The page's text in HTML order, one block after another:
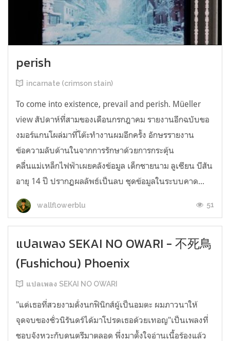
perish
incarnate (crimson stain)
To come into existence, prevail and perish. Müeller
view สัปดาห์ที่สามของเดือนกรกฎาคม รายงานอีกฉบับขอ
งมอร์แกนโผล่มาที่โต๊ะทำงานผมอีกครั้ง อักษรรายงาน
ข้อความลับด้านในจากการรักษาด้วยการกระตุ้น
คลื่นแม่เหล็กไฟฟ้าเผยคลังข้อมูล เด็กชายนาม ลูเซียน บีสัน
อายุ 14 ปี ปรากฏผลลัพธ์เป็นลบ ชุดข้อมูลในระบบคาด...
wallflowerblu 51
แปลเพลง SEKAI NO OWARI - 不死鳥
(Fushichou) Phoenix
แปลเพลง SEKAI NO OWARI
"แด่เธอที่สวยงามดั่งนกฟินิกส์ผู้เป็นอมตะ ผมภาวนาให้
จุดจบของชั่วนิรันดร์ได้มาโปรดเธอด้วยเทอญ"เป็นเพลงที่
ชอบจังหวะกับดนตรีมาตลอด พึ่งมาตั้งใจอ่านเนื้อร้องแล้ว